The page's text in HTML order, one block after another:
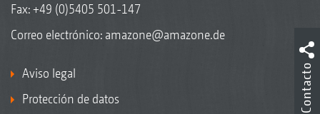
Fax: +49 (0)5405 501-147
Correo electrónico: amazone@amazone.de
Aviso legal
Protección de datos
Contacto